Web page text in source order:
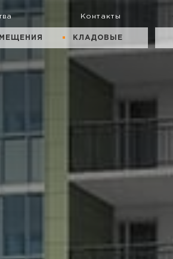
Контакты
КЛАДОВЫЕ